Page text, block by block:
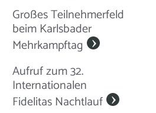
Großes Teilnehmerfeld
beim Karlsbader
Mehrkampftag
Aufruf zum 32.
Internationalen
Fidelitas Nachtlauf